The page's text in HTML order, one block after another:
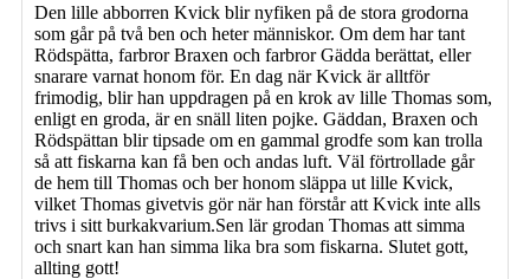
Den lille abborren Kvick blir nyfiken på de stora grodorna
som går på två ben och heter människor. Om dem har tant
Rödspätta, farbror Braxen och farbror Gädda berättat, eller
snarare varnat honom för. En dag när Kvick är alltför
frimodig, blir han uppdragen på en krok av lille Thomas som,
enligt en groda, är en snäll liten pojke. Gäddan, Braxen och
Rödspättan blir tipsade om en gammal grodfe som kan trolla
så att fiskarna kan få ben och andas luft. Väl förtrollade går
de hem till Thomas och ber honom släppa ut lille Kvick,
vilket Thomas givetvis gör när han förstår att Kvick inte alls
trivs i sitt burkakvarium.Sen lär grodan Thomas att simma
och snart kan han simma lika bra som fiskarna. Slutet gott,
allting gott!